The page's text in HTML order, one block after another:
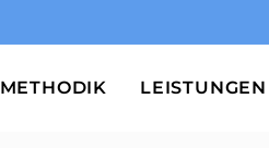
METHODIK LEISTUNGEN